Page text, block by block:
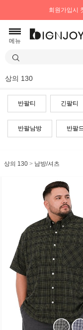
회원가입시
메뉴
상의 130
반팔티 긴팔티
반팔남방 반팔
상의 130 > 남방/셔츠